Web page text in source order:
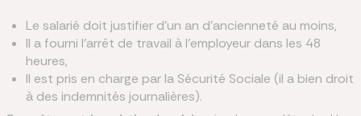
Le salarié doit justifier d’un an d’ancienneté au moins,
Il a fourni l’arrêt de travail à l’employeur dans les 48
heures,
Il est pris en charge par la Sécurité Sociale (il a bien droit
à des indemnités journalières).